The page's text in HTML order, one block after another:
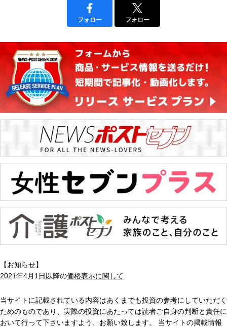
フォロー フォロー
【お知らせ】
2021年4月1日以降の価格表示に関して
当サイトに記載されている内容はあくまでも投資の参考にしていただく
ためのものであり、実際の投資にあたっては読者ご自身の判断と責任に
おいて行って下さいますよう、お願い致します。 当サイトの掲載情報